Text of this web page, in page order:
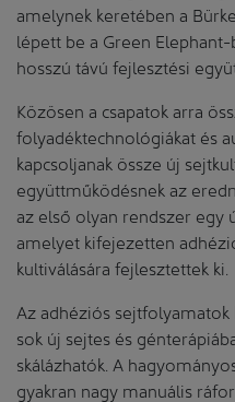
amelynek keretében a
lépett be a Green
hosszú távú fejlesztési
Közösen a csapatok arra
folyadéktechnológiákat és
kapcsoljanak össze új
együttműködésnek az
az első olyan rendszer egy
amelyet kifejezetten
kultiválására fejlesztettek ki.
Az adhéziós
sok új sejtes és
skálázhatók. A
gyakran nagy manuális